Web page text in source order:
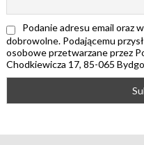
Podanie adresu email oraz
dobrowolne. Podającemu
osobowe przetwarzane przez
Chodkiewicza 17, 85-065